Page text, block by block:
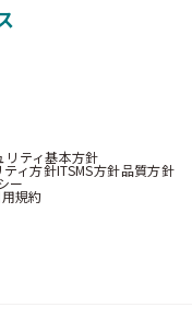
リティ基本方針
ィ方針ITSMS方針品質方針
ー
規約